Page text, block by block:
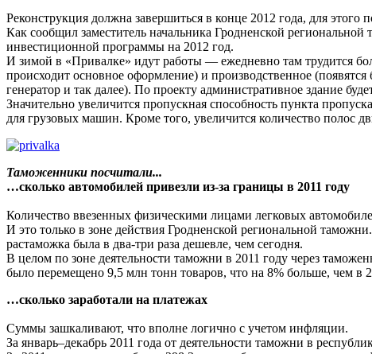
Реконструкция должна завершиться в конце 2012 года, для
Как сообщил заместитель начальника Гродненской
инвестиционной программы на 2012 год.
И зимой в «Привалке» идут работы — ежедневно там трудится
происходит основное оформление) и производственное
генератор и так далее). По проекту административное здание
Значительно увеличится пропускная способность пункта
для грузовых машин. Кроме того, увеличится количество полос
Таможенники посчитали...
…сколько автомобилей привезли из-за границы в 2011 году
Количество ввезенных физическими лицами легковых
И это только в зоне действия Гродненской региональной
растаможка была в два-три раза дешевле, чем сегодня.
В целом по зоне деятельности таможни в 2011 году через
было перемещено 9,5 млн тонн товаров, что на 8% больше, чем в
…сколько заработали на платежах
Суммы зашкаливают, что вполне логично с учетом инфляции.
За январь–декабрь 2011 года от деятельности таможни в